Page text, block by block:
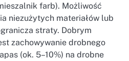
farb). Możliwość
niezużytych materiałów lub
straty. Dobrym
zachowywanie drobnego
(ok. 5–10%) na drobne